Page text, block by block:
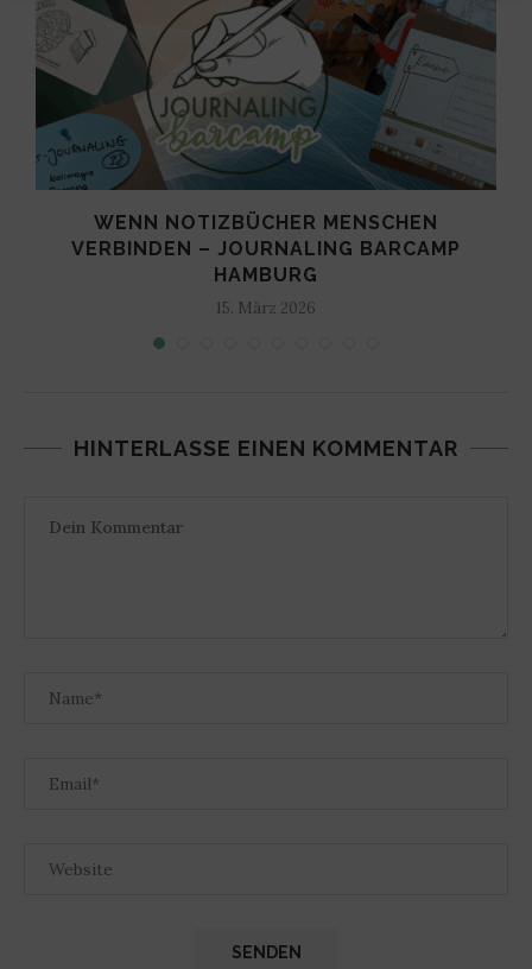
WENN NOTIZBÜCHER MENSCHEN
VERBINDEN – JOURNALING BARCAMP
HAMBURG
15. März 2026
HINTERLASSE EINEN KOMMENTAR